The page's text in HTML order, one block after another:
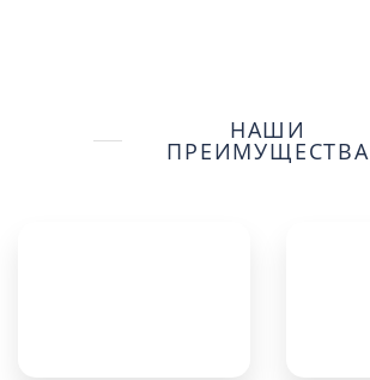
НАШИ
ПРЕИМУЩЕСТВА